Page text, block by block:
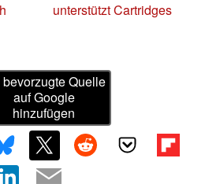
unterstützt Cartridges
Quelle
auf Google
hinzufügen